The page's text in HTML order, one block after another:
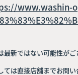
www.washin-
新ではない可能性が
は直接店舗までお問い